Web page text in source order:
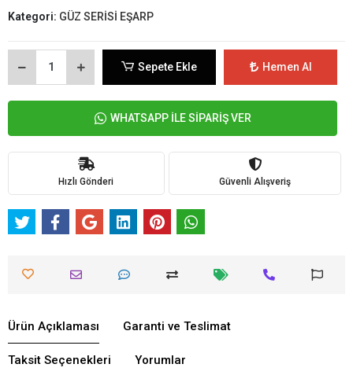
Kategori: GÜZ SERİSİ EŞARP
Sepete Ekle Hemen Al
WHATSAPP İLE SİPARİŞ VER
Hızlı Gönderi Güvenli Alışveriş
Ürün Açıklaması Garanti ve Teslimat
Taksit Seçenekleri Yorumlar